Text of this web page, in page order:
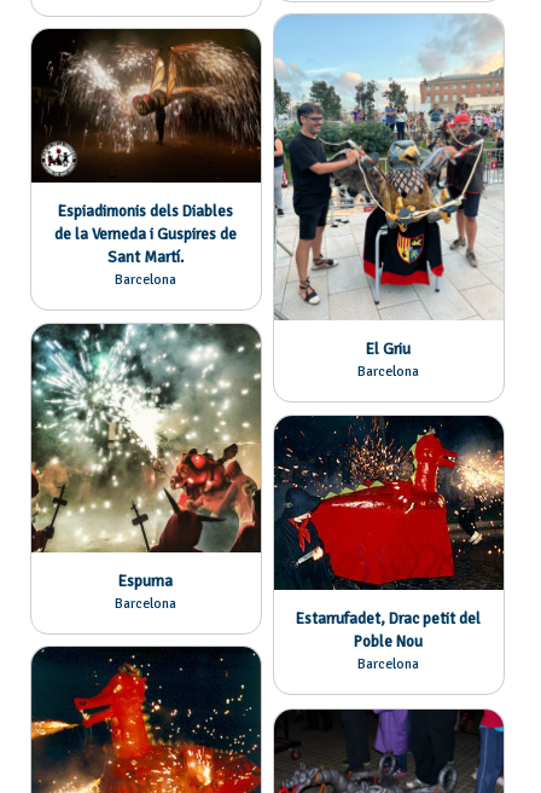
El Griu
Barcelona
Espiadimonis dels Diables
de la Verneda i Guspires de
Sant Martí.
Barcelona
Espurna
Barcelona
Estarrufadet, Drac petit del
Poble Nou
Barcelona